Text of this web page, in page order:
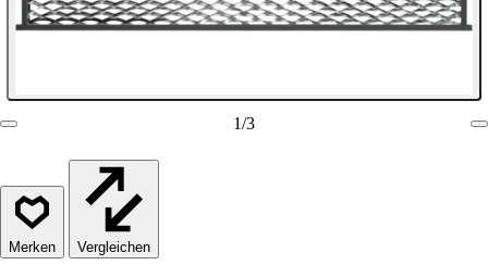
1/3
Vergleichen